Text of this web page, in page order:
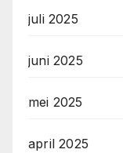
juli 2025
juni 2025
mei 2025
april 2025